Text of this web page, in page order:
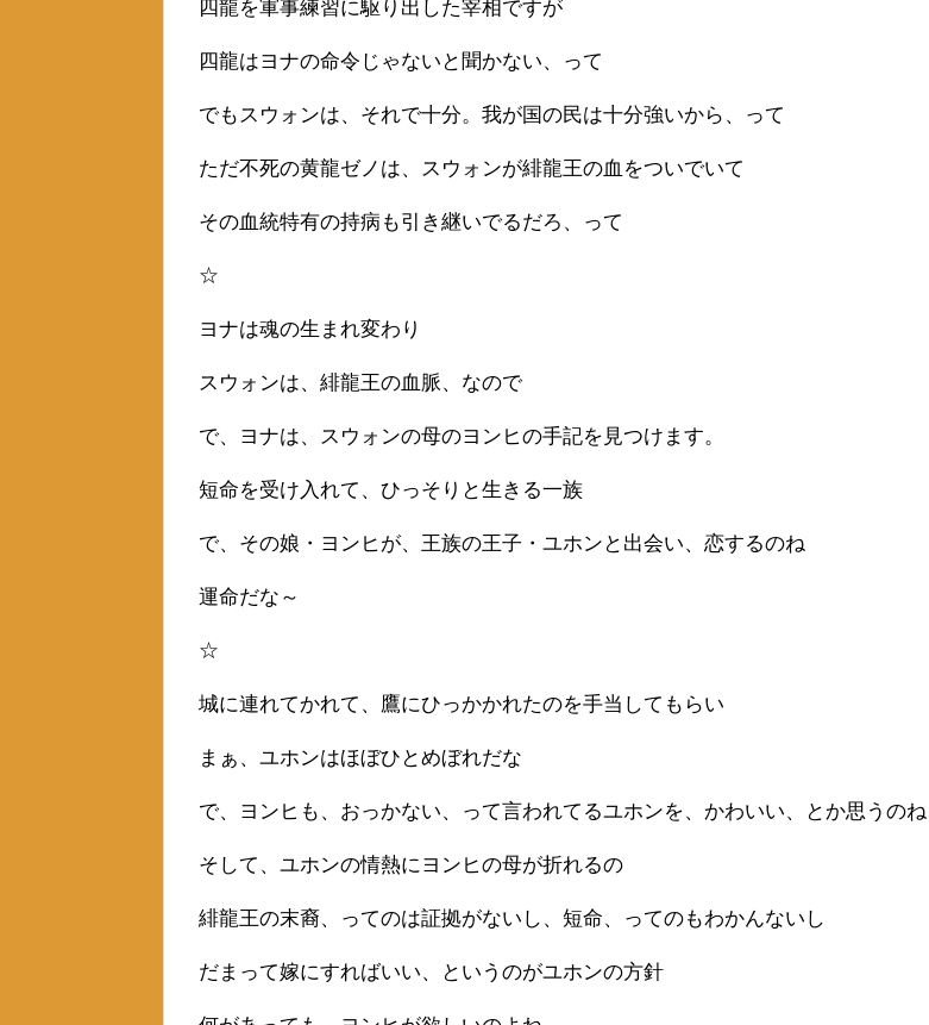
四龍を軍事練習に駆り出した宰相ですが
四龍はヨナの命令じゃないと聞かない、って
でもスウォンは、それで十分。我が国の民は十分強いから、って
ただ不死の黄龍ゼノは、スウォンが緋龍王の血をついでいて
その血統特有の持病も引き継いでるだろ、って
☆
ヨナは魂の生まれ変わり
スウォンは、緋龍王の血脈、なので
で、ヨナは、スウォンの母のヨンヒの手記を見つけます。
短命を受け入れて、ひっそりと生きる一族
で、その娘・ヨンヒが、王族の王子・ユホンと出会い、恋するのね
運命だな～
☆
城に連れてかれて、鷹にひっかかれたのを手当してもらい
まぁ、ユホンはほぼひとめぼれだな
で、ヨンヒも、おっかない、って言われてるユホンを、かわいい、とか思うのね
そして、ユホンの情熱にヨンヒの母が折れるの
緋龍王の末裔、ってのは証拠がないし、短命、ってのもわかんないし
だまって嫁にすればいい、というのがユホンの方針